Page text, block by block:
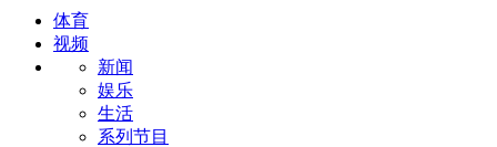
体育
视频
新闻
娱乐
生活
系列节目